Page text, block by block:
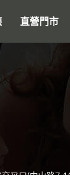
直營門市